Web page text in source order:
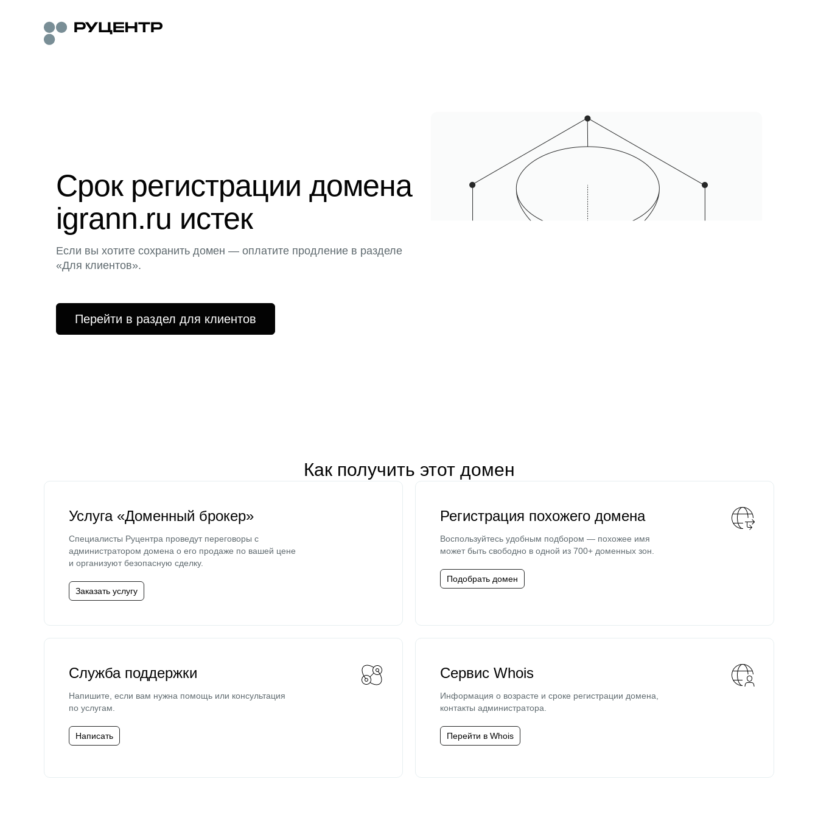
Срок регистрации домена
igrann.ru истек
Если вы хотите сохранить домен — оплатите продление в разделе
«Для клиентов».
Перейти в раздел для клиентов
Как получить этот домен
Услуга «Доменный брокер»
Специалисты Руцентра проведут переговоры с
администратором домена о его продаже по вашей цене
и организуют безопасную сделку.
Заказать услугу
Регистрация похожего домена
Воспользуйтесь удобным подбором — похожее имя
может быть свободно в одной из 700+ доменных зон.
Подобрать домен
Служба поддержки
Напишите, если вам нужна помощь или консультация
по услугам.
Написать
Сервис Whois
Информация о возрасте и сроке регистрации домена,
контакты администратора.
Перейти в Whois